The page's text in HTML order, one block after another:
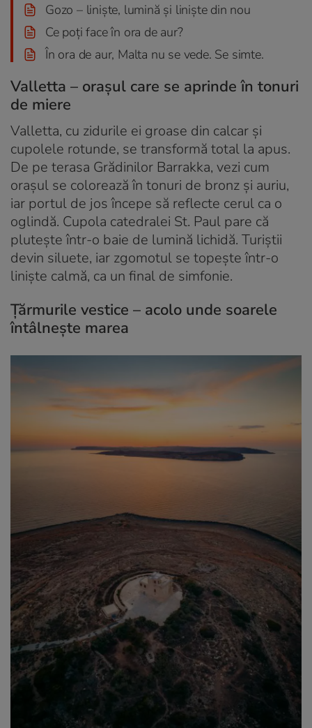
Gozo – liniște, lumină și liniște din nou
Ce poți face în ora de aur?
În ora de aur, Malta nu se vede. Se simte.
Valletta – orașul care se aprinde în tonuri
de miere
Valletta, cu zidurile ei groase din calcar și
cupolele rotunde, se transformă total la apus.
De pe terasa Grădinilor Barrakka, vezi cum
orașul se colorează în tonuri de bronz și auriu,
iar portul de jos începe să reflecte cerul ca o
oglindă. Cupola catedralei St. Paul pare că
plutește într-o baie de lumină lichidă. Turiștii
devin siluete, iar zgomotul se topește într-o
liniște calmă, ca un final de simfonie.
Țărmurile vestice – acolo unde soarele
întâlnește marea